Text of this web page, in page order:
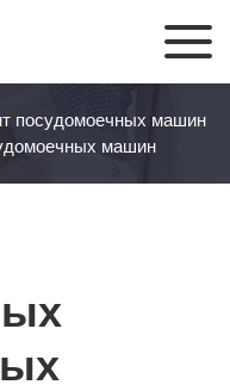
посудомоечных машин
машин